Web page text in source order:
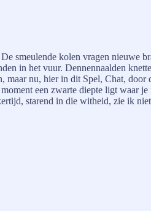
smeulende kolen vragen nieuwe
in het vuur. Dennennaalden
nu, hier in dit Spel, Chat,
een zwarte diepte ligt waar
starend in die witheid, zie ik